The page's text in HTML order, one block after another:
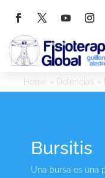
Home » Dolencias »
Bursitis
Una bursa es una